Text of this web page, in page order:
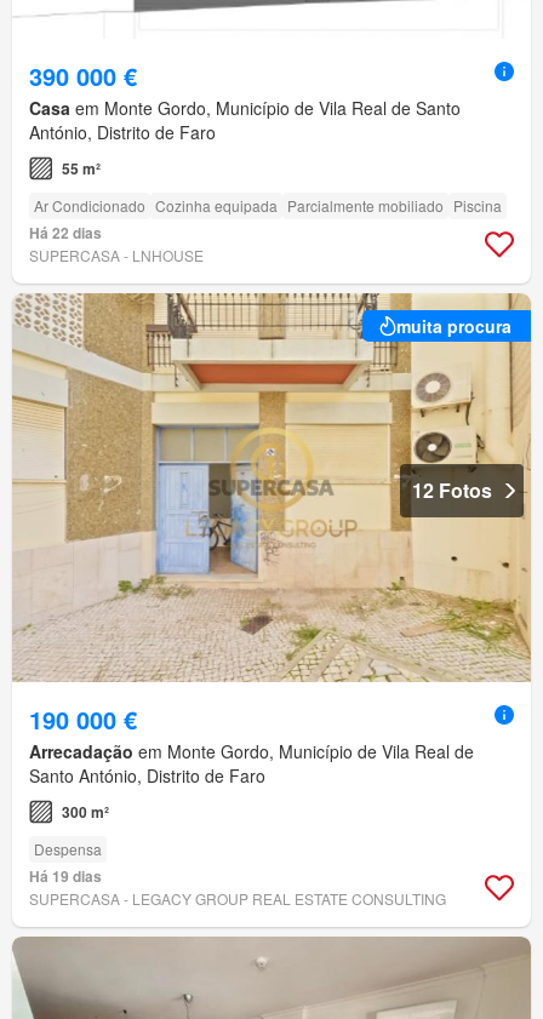
390 000 €
Casa em Monte Gordo, Município de Vila Real de Santo
António, Distrito de Faro
55 m²
Ar Condicionado Cozinha equipada Parcialmente mobiliado Piscina
Há 22 dias
SUPERCASA - LNHOUSE
muita procura
12 Fotos
190 000 €
Arrecadação em Monte Gordo, Município de Vila Real de
Santo António, Distrito de Faro
300 m²
Despensa
Há 19 dias
SUPERCASA - LEGACY GROUP REAL ESTATE CONSULTING